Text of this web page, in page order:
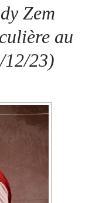
Zem
au
12/23)